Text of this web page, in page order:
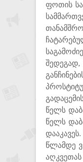
ფოთის
წელს
წელს
წლამდე